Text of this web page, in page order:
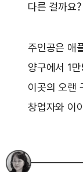
다른 걸까요?
주인공은 애
양구에서 1
이곳의 오랜
창업자와 이